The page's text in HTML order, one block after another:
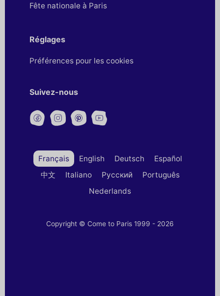
Fête nationale à Paris
Réglages
Préférences pour les cookies
Suivez-nous
Français English Deutsch
Español
中文
Italiano Русский
Português
Nederlands
Copyright © Come to Paris 1999 - 2026